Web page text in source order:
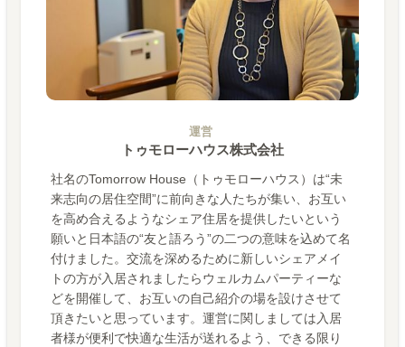
運営
トゥモローハウス株式会社
社名のTomorrow House（トゥモローハウス）は“未
来志向の居住空間”に前向きな人たちが集い、お互い
を高め合えるようなシェア住居を提供したいという
願いと日本語の“友と語ろう”の二つの意味を込めて名
付けました。交流を深めるために新しいシェアメイ
トの方が入居されましたらウェルカムパーティーな
どを開催して、お互いの自己紹介の場を設けさせて
頂きたいと思っています。運営に関しましては入居
者様が便利で快適な生活が送れるよう、できる限り